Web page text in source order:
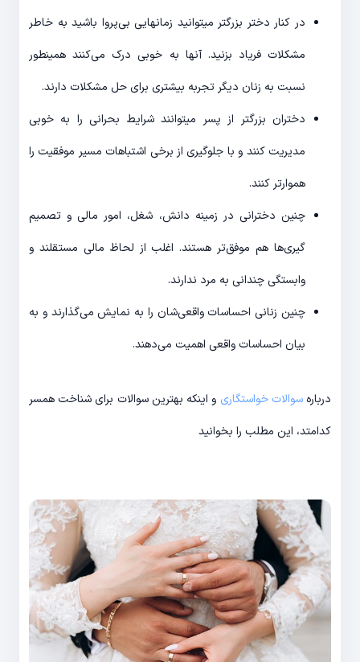
در کنار دختر بزرگتر میتوانید زمانهایی بی‌پروا باشید به خاطر
مشکلات فریاد بزنید. آنها به خوبی درک می‌کنند همینطور
نسبت به زنان دیگر تجربه بیشتری برای حل مشکلات دارند.
دختران بزرگتر از پسر میتوانند شرایط بحرانی را به خوبی
مدیریت کنند و با جلوگیری از برخی اشتباهات مسیر موفقیت را
هموارتر کنند.
چنین دخترانی در زمینه دانش، شغل، امور مالی و تصمیم
گیری‌ها هم موفق‌تر هستند. اغلب از لحاظ مالی مستقلند و
وابستگی چندانی به مرد ندارند.
چنین زنانی احساسات واقعی‌شان را به نمایش می‌گذارند و به
بیان احساسات واقعی اهمیت می‌دهند.
دربارهسوالات خواستگاری و اینکه بهترین سوالات برای شناخت همسر
کدامتد، این مطلب را بخوانید